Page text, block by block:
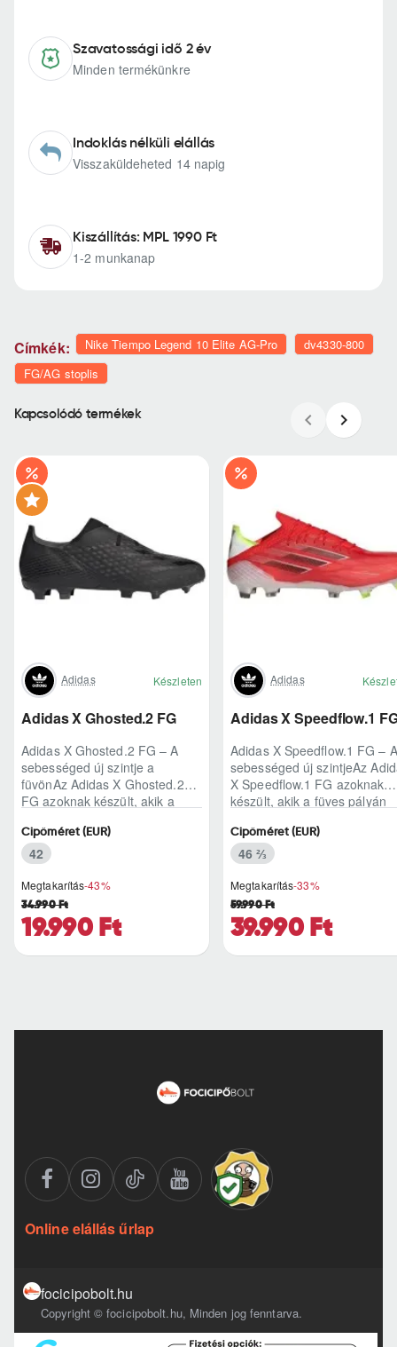
Szavatossági idő 2 év
Minden termékünkre
Indoklás nélküli elállás
Visszaküldeheted 14 napig
Kiszállítás: MPL 1990 Ft
1-2 munkanap
Címkék: Nike Tiempo Legend 10 Elite AG-Pro
dv4330-800
FG/AG stoplis
Kapcsolódó termékek
Adidas Készleten
Adidas X Ghosted.2 FG
Adidas X Ghosted.2 FG – A
sebességed új szintje a
füvönAz Adidas X Ghosted.2
FG azoknak készült, akik a
pillanataiban is azonnal r..
Megtakarítás-43%
19.990 Ft
34.990 Ft
Cipőméret (EUR)
42
Adidas
Adidas X Speedflow.1
Adidas X Speedflow.1 FG – A
sebességed új szintjeAz
X Speedflow.1 FG azoknak
készült, akik a füves pályán
ritmust diktál..
Megtakarítás-33%
39.990 Ft
59.990 Ft
Cipőméret (EUR)
46 ⅔
Online elállás űrlap
focicipobolt.hu
Copyright © focicipobolt.hu, Minden jog fenntarva.